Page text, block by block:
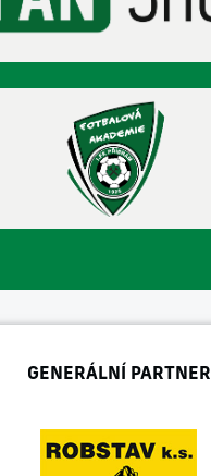
GENERÁLNÍ PARTNER